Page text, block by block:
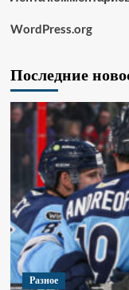
WordPress.org
Последние
Разное